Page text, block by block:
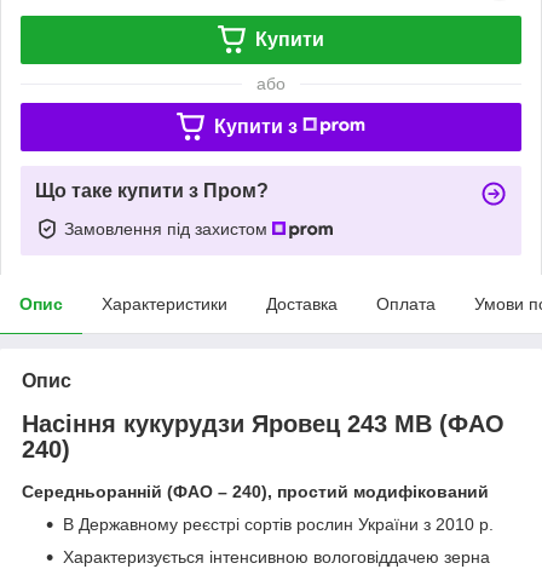
Купити
або
Купити з
Що таке купити з Пром?
Замовлення під захистом
Опис Характеристики Доставка Оплата Умови
Опис
Насіння кукурудзи Яровец 243 МВ (ФАО
240)
Середньоранній (ФАО – 240), простий модифікований
В Державному реєстрі сортів рослин України з 2010 р.
Характеризується інтенсивною вологовіддачею зерна